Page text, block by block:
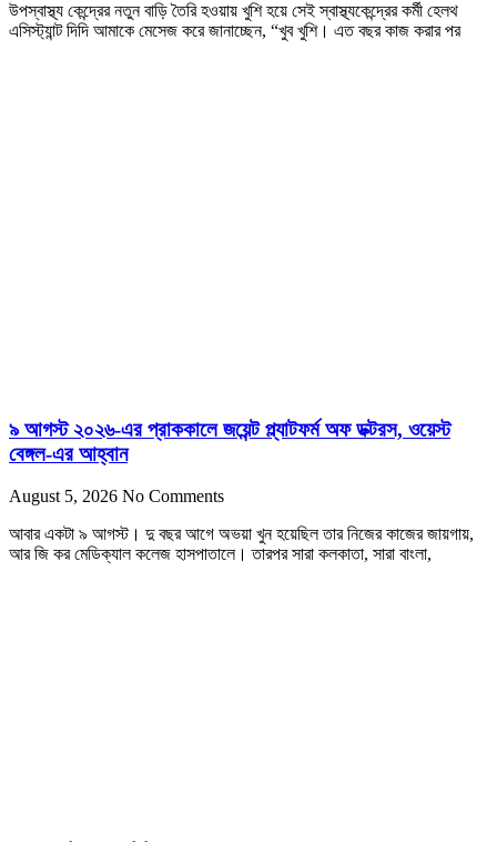
উপস্বাস্থ্য কেন্দ্রের নতুন বাড়ি তৈরি হওয়ায় খুশি হয়ে সেই স্বাস্থ্যকেন্দ্রের কর্মী হেলথ
এসিস্ট্যান্ট দিদি আমাকে মেসেজ করে জানাচ্ছেন, “খুব খুশি। এত বছর কাজ করার পর
৯ আগস্ট ২০২৬-এর প্রাককালে জয়েন্ট প্ল্যাটফর্ম অফ ডক্টরস, ওয়েস্ট
বেঙ্গল-এর আহ্বান
August 5, 2026 No Comments
আবার একটা ৯ আগস্ট। দু বছর আগে অভয়া খুন হয়েছিল তার নিজের কাজের জায়গায়,
আর জি কর মেডিক্যাল কলেজ হাসপাতালে। তারপর সারা কলকাতা, সারা বাংলা,